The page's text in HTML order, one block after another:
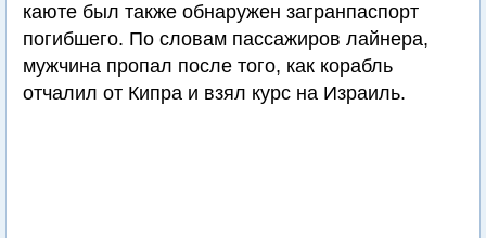
каюте был также обнаружен загранпаспорт
погибшего. По словам пассажиров лайнера,
мужчина пропал после того, как корабль
отчалил от Кипра и взял курс на Израиль.